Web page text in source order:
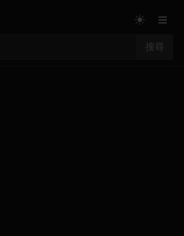
搜尋
☀ ≡